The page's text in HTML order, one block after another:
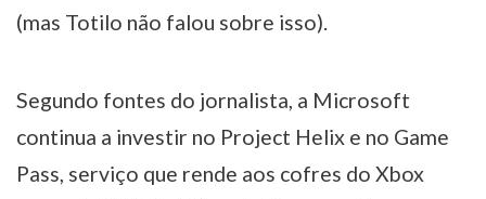
(mas Totilo não falou sobre isso).
Segundo fontes do jornalista, a Microsoft
continua a investir no Project Helix e no Game
Pass, serviço que rende aos cofres do Xbox